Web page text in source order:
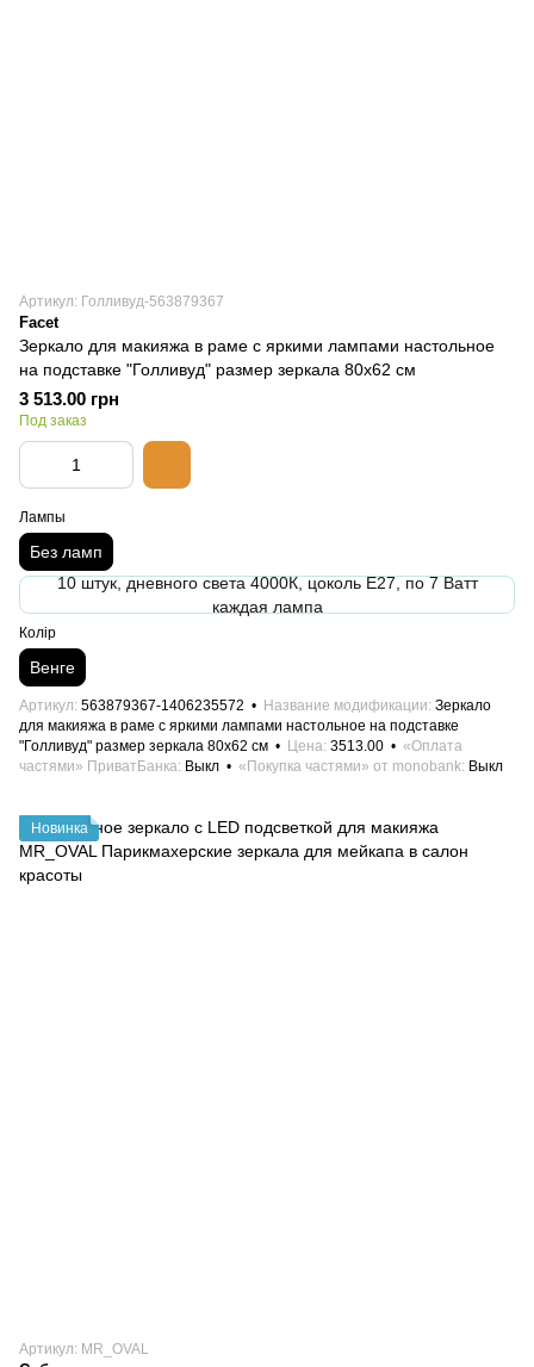
Артикул: Голливуд-563879367
Facet
Зеркало для макияжа в раме с яркими лампами настольное
на подставке "Голливуд" размер зеркала 80х62 см
3 513.00 грн
Под заказ
Лампы
Без ламп
10 штук, дневного света 4000К, цоколь Е27, по 7 Ватт
каждая лампа
Колір
Венге
Артикул 563879367-1406235572 Название модификации Зеркало
для макияжа в раме с яркими лампами настольное на подставке
"Голливуд" размер зеркала 80х62 см
Цена 3513.00
«Оплата
частями» ПриватБанка Выкл «Покупка частями» от monobank Выкл
Новинка
Артикул: MR_OVAL